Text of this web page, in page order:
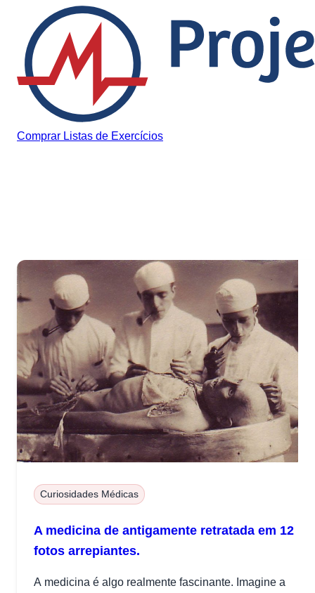
Pular para o conteúdo
Comprar Listas de Exercícios
Curiosidades Médicas
A medicina de antigamente retratada em 12
fotos arrepiantes.
A medicina é algo realmente fascinante. Imagine a